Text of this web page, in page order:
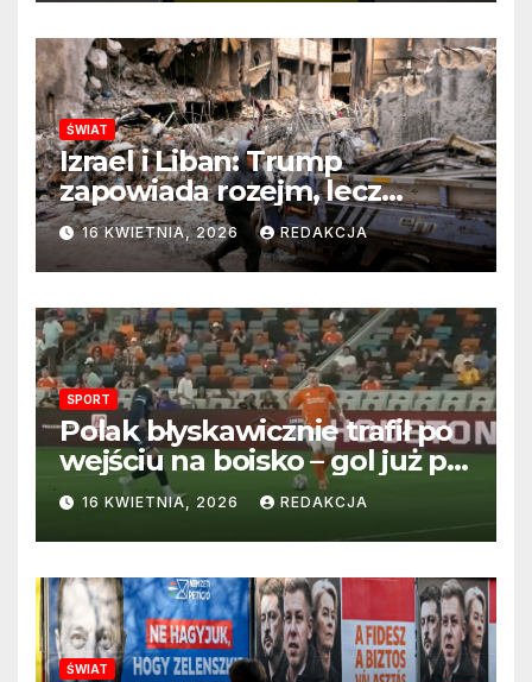
ŚWIAT
Izrael i Liban: Trump
zapowiada rozejm, lecz
perspektywa zakończenia
wojny wciąż odległa
16 KWIETNIA, 2026 REDAKCJA
SPORT
Polak błyskawicznie trafił po
wejściu na boisko – gol już po
22 sekundach!
16 KWIETNIA, 2026 REDAKCJA
ŚWIAT